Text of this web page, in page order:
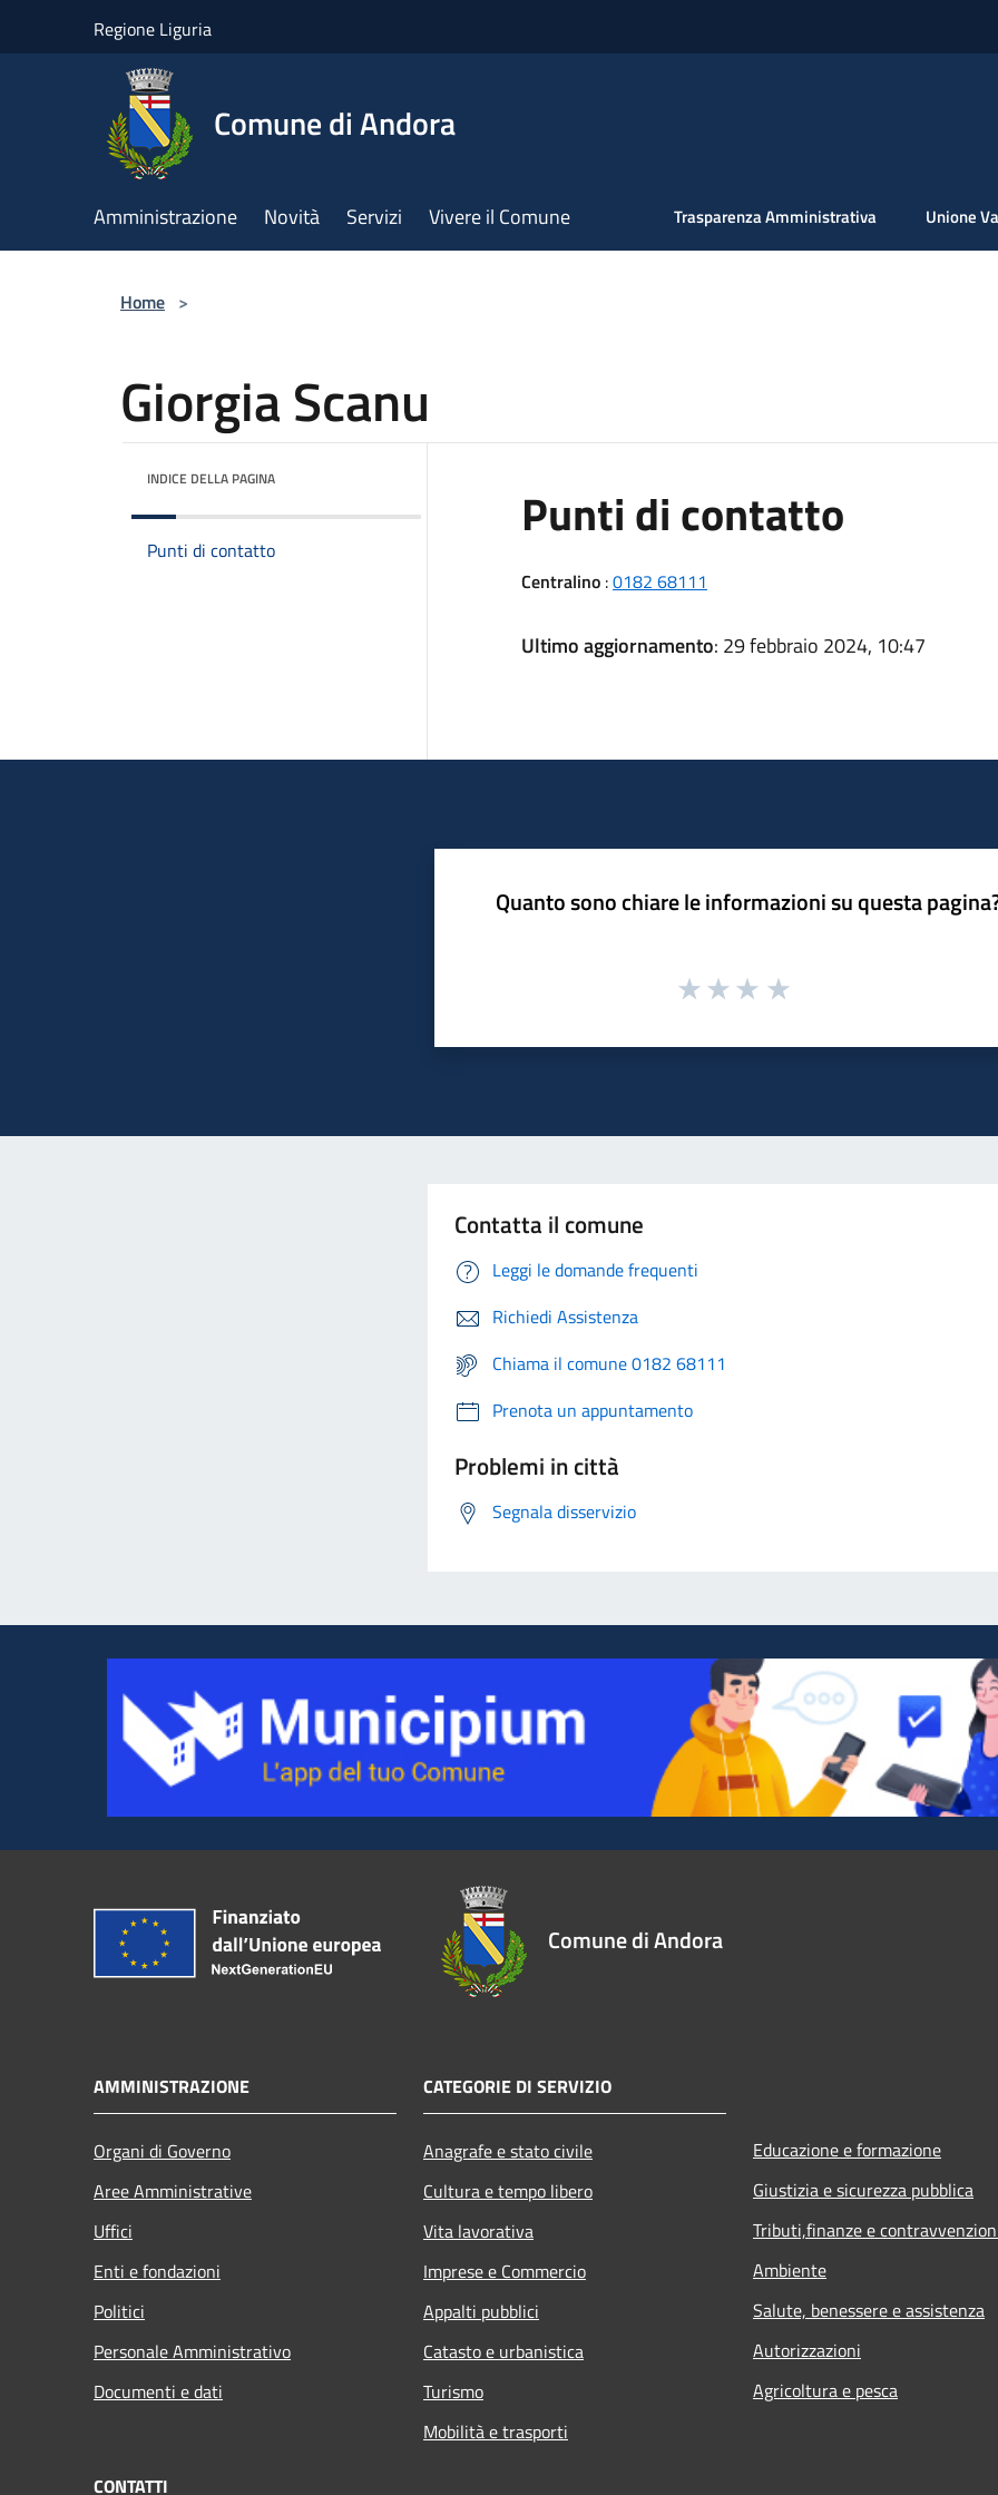
Regione Liguria
Comune di Andora
Amministrazione Novità Servizi Vivere il Comune Trasparenza Amministrativa Unione
Home >
Giorgia Scanu
INDICE DELLA PAGINA
Punti di contatto
Punti di contatto
Centralino:0182 68111
Ultimo aggiornamento: 29 febbraio 2024, 10:47
Quanto sono chiare le informazioni su questa
Contatta il comune
Leggi le domande frequenti
Richiedi Assistenza
Chiama il comune 0182 68111
Prenota un appuntamento
Problemi in città
Segnala disservizio
Comune di Andora
AMMINISTRAZIONE
Organi di Governo
Aree Amministrative
Uffici
Enti e fondazioni
Politici
Personale Amministrativo
Documenti e dati
CATEGORIE DI SERVIZIO
Anagrafe e stato civile
Cultura e tempo libero
Vita lavorativa
Imprese e Commercio
Appalti pubblici
Catasto e urbanistica
Turismo
Mobilità e trasporti
Educazione e formazione
Giustizia e sicurezza pubblica
Tributi,finanze e
Ambiente
Salute, benessere e assistenza
Autorizzazioni
Agricoltura e pesca
CONTATTI